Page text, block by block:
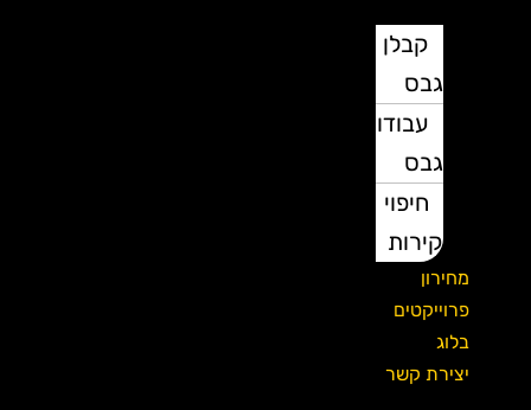
קבלן
גבס
עבודות
גבס
חיפוי
קירות
מחירון
פרוייקטים
בלוג
יצירת קשר